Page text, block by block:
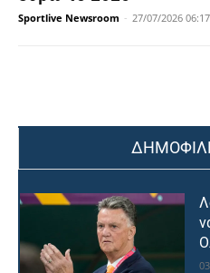
Sportlive Newsroom - 27/07/2026 06:17